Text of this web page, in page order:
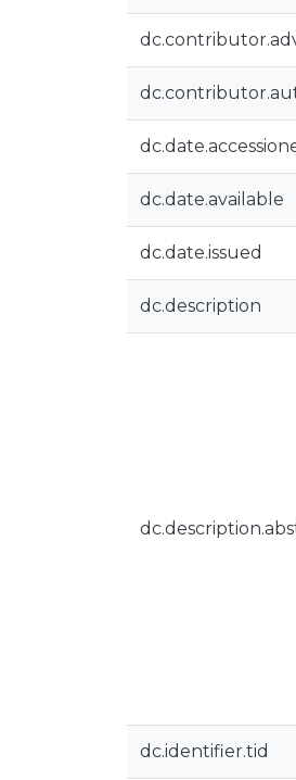
dc.date.available
dc.date.issued
dc.description
dc.identifier.tid